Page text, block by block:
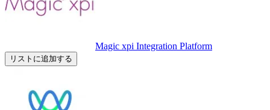
Magic xpi Integration Platform
リストに追加する